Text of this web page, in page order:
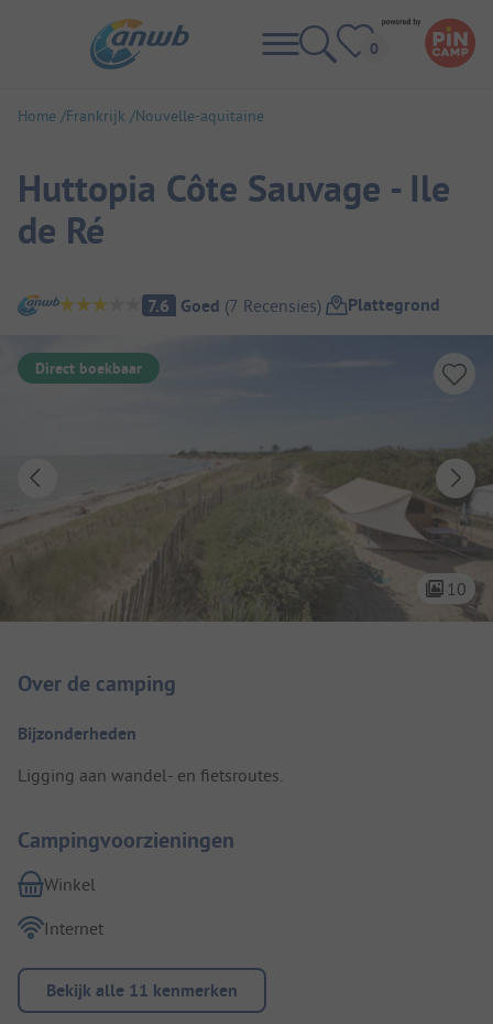
Home Frankrijk Nouvelle-aquitaine
Huttopia Côte Sauvage - Ile
de Ré
Camping overzicht
7.6 Goed (7 Recensies) Plattegrond
Direct boekbaar
10
Over de camping
Bijzonderheden
Ligging aan wandel- en fietsroutes.
Campingvoorzieningen
Winkel
Internet
Bekijk alle 11 kenmerken